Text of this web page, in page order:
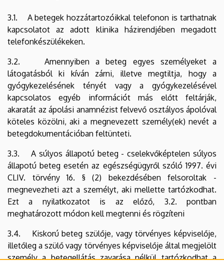
3.1. A betegek hozzátartozóikkal telefonon is tarthatnak
kapcsolatot az adott klinika házirendjében megadott
telefonkészülékeken.
3.2. Amennyiben a beteg egyes személyeket a
látogatásból ki kíván zárni, illetve megtiltja, hogy a
gyógykezelésének tényét vagy a gyógykezelésével
kapcsolatos egyéb információt más előtt feltárják,
akaratát az ápolási anamnézist felvevő osztályos ápolóval
köteles közölni, aki a megnevezett személy(ek) nevét a
betegdokumentációban feltünteti.
3.3. A súlyos állapotú beteg - cselekvőképtelen súlyos
állapotú beteg esetén az egészségügyről szóló 1997. évi
CLIV. törvény 16. § (2) bekezdésében felsoroltak -
megnevezheti azt a személyt, aki mellette tartózkodhat.
Ezt a nyilatkozatot is az előző, 3.2. pontban
meghatározott módon kell megtenni és rögzíteni
3.4. Kiskorú beteg szülője, vagy törvényes képviselője,
illetőleg a szülő vagy törvényes képviselője által megjelölt
személy a betegellátás zavarása nélkül tartózkodhat a